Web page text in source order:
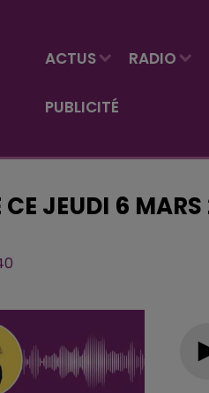
ACTUS RADIO
PUBLICITÉ
CE JEUDI 6